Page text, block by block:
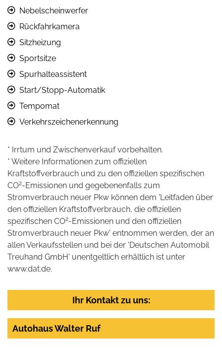
Nebelscheinwerfer
Rückfahrkamera
Sitzheizung
Sportsitze
Spurhalteassistent
Start/Stopp-Automatik
Tempomat
Verkehrszeichenerkennung
* Irrtum und Zwischenverkauf vorbehalten.
* Weitere Informationen zum offiziellen
Kraftstoffverbrauch und zu den offiziellen spezifischen
CO2-Emissionen und gegebenenfalls zum
Stromverbrauch neuer Pkw können dem 'Leitfaden über
den offiziellen Kraftstoffverbrauch, die offiziellen
spezifischen CO2-Emissionen und den offiziellen
Stromverbrauch neuer Pkw' entnommen werden, der an
allen Verkaufsstellen und bei der 'Deutschen Automobil
Treuhand GmbH' unentgeltlich erhältlich ist unter
www.dat.de.
Ihr Kontakt zu uns:
Autohaus Walter Ruf